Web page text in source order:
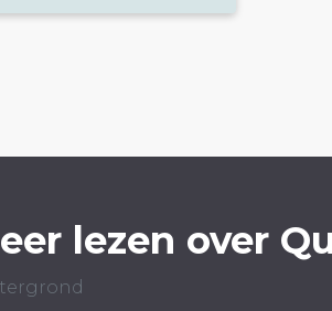
lezen over